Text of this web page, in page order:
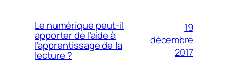
Le numérique peut-il
apporter de l’aide à
l’apprentissage de la
lecture ?
19
décembre
2017